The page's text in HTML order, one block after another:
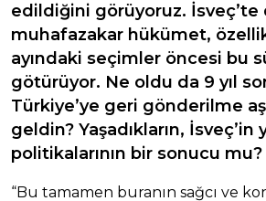
edildiğini görüyoruz.
muhafazakar hükümet,
ayındaki seçimler öncesi bu
götürüyor. Ne oldu da 9 yıl
Türkiye’ye geri gönderilme
geldin? Yaşadıkların,
politikalarının bir sonucu mu?
“Bu tamamen buranın sağcı ve